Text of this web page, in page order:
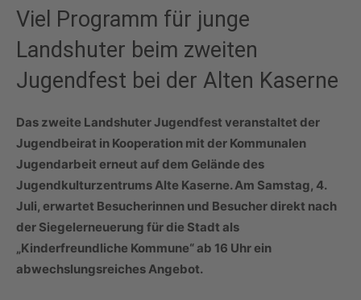
Viel Programm für junge
Landshuter beim zweiten
Jugendfest bei der Alten Kaserne
Das zweite Landshuter Jugendfest veranstaltet der
Jugendbeirat in Kooperation mit der Kommunalen
Jugendarbeit erneut auf dem Gelände des
Jugendkulturzentrums Alte Kaserne. Am Samstag, 4.
Juli, erwartet Besucherinnen und Besucher direkt nach
der Siegelerneuerung für die Stadt als
„Kinderfreundliche Kommune“ ab 16 Uhr ein
abwechslungsreiches Angebot.